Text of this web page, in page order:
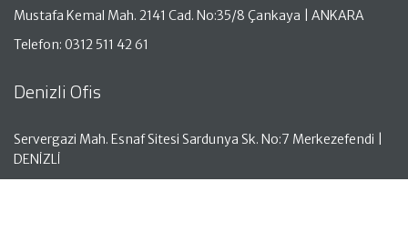
Mustafa Kemal Mah. 2141 Cad. No:35/8 Çankaya | ANKARA
Telefon: 0312 511 42 61
Denizli Ofis
Servergazi Mah. Esnaf Sitesi Sardunya Sk. No:7 Merkezefendi |
DENİZLİ